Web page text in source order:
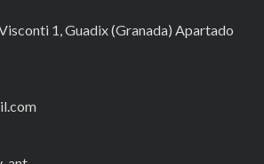
1, Guadix (Granada) Apartado